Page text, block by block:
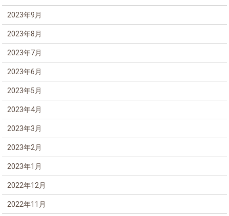
2023年9月
2023年8月
2023年7月
2023年6月
2023年5月
2023年4月
2023年3月
2023年2月
2023年1月
2022年12月
2022年11月